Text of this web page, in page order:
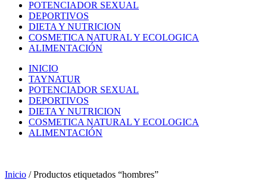
POTENCIADOR SEXUAL
DEPORTIVOS
DIETA Y NUTRICION
COSMETICA NATURAL Y ECOLOGICA
ALIMENTACIÓN
INICIO
TAYNATUR
POTENCIADOR SEXUAL
DEPORTIVOS
DIETA Y NUTRICION
COSMETICA NATURAL Y ECOLOGICA
ALIMENTACIÓN
Inicio / Productos etiquetados “hombres”